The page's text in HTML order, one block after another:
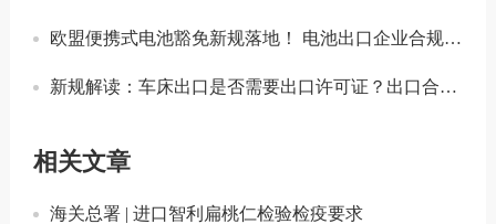
欧盟便携式电池豁免新规落地！ 电池出口企业合规要点解读
新规解读：车床出口是否需要出口许可证？出口合规注意事项
相关文章
海关总署 | 进口智利扁桃仁检验检疫要求